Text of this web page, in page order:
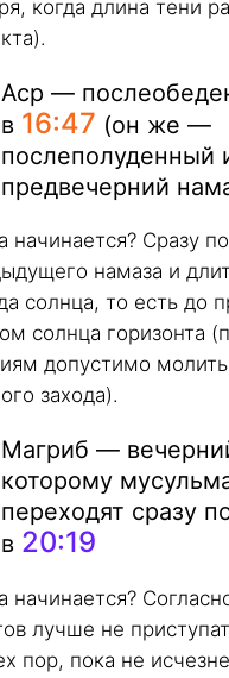
когда длина тени
Аср —
в 16:47 (он же —
послеполуденный
предвечерний
начинается? Сразу
намаза и
солнца, то есть до
солнца горизонта
допустимо
захода).
Магриб —
которому
переходят сразу
в 20:19
начинается?
лучше не
пор, пока не